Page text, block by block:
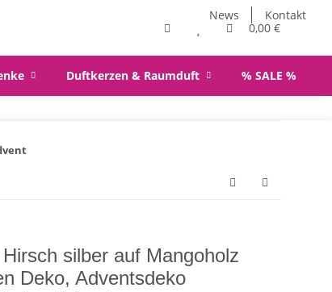
News
Kontakt
0,00 €
Duftkerzen & Raumduft % SALE %
silber auf Mangoholz
Deko, Adventsdeko